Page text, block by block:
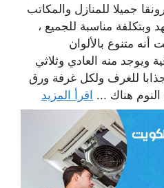
جميلا للمنازل والمكاتب
وبتكلفة مناسبة للجميع ،
متنوع بالألوان
ويوجد منه العادي وثلاثي
للغرف ولكل غرفة ورق
هناك ... اقرأ المزيد